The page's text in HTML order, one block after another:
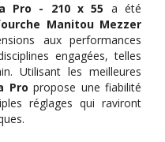
Pro - 210 x 55 a été
Manitou Mezzer
aux performances
engagées, telles
Utilisant les meilleures
Pro propose une fiabilité
réglages qui raviront